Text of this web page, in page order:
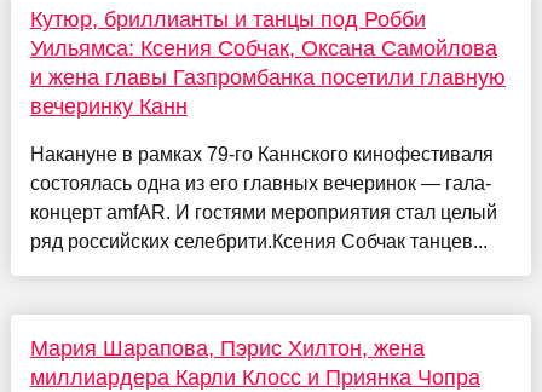
Кутюр, бриллианты и танцы под Робби
Уильямса: Ксения Собчак, Оксана Самойлова
и жена главы Газпромбанка посетили главную
вечеринку Канн
Накануне в рамках 79-го Каннского кинофестиваля
состоялась одна из его главных вечеринок — гала-
концерт amfAR. И гостями мероприятия стал целый
ряд российских селебрити.Ксения Собчак танцев...
Мария Шарапова, Пэрис Хилтон, жена
миллиардера Карли Клосс и Приянка Чопра